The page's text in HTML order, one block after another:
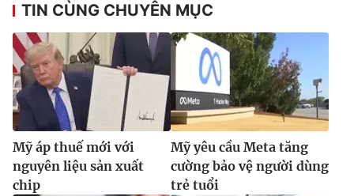
TIN CÙNG CHUYÊN MỤC
Mỹ áp thuế mới với
nguyên liệu sản xuất
chip
Mỹ yêu cầu Meta tăng
cường bảo vệ người dùng
trẻ tuổi